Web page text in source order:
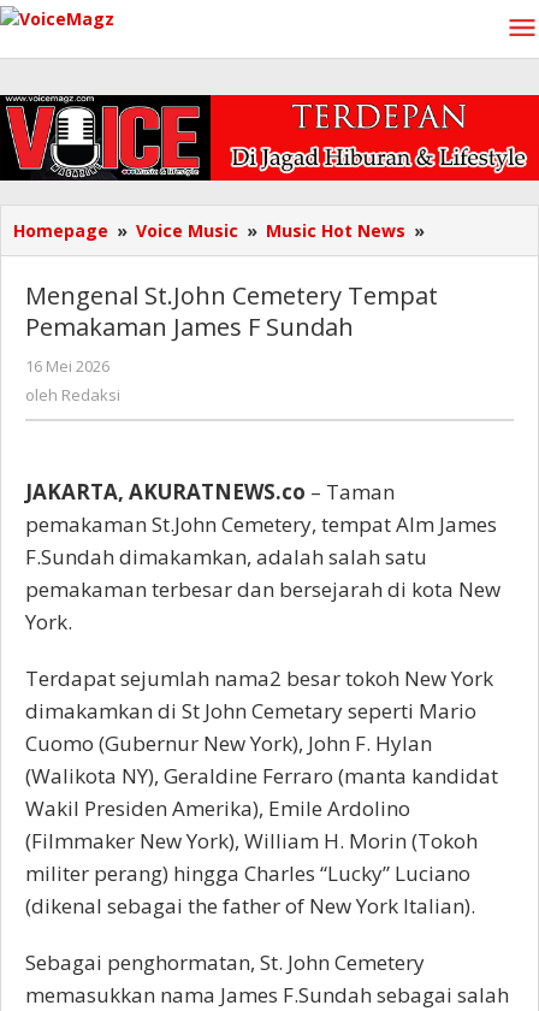
Lewati
konten
Homepage » Voice Music » Music Hot News »
St.John
Tempat
Mengenal St.John Cemetery Tempat
Pemakaman James F Sundah
16 Mei 2026
oleh Redaksi
JAKARTA, AKURATNEWS.co – Taman
pemakaman St.John Cemetery, tempat Alm James
F.Sundah dimakamkan, adalah salah satu
pemakaman terbesar dan bersejarah di kota New
York.
Terdapat sejumlah nama2 besar tokoh New York
dimakamkan di St John Cemetary seperti Mario
Cuomo (Gubernur New York), John F. Hylan
(Walikota NY), Geraldine Ferraro (manta kandidat
Wakil Presiden Amerika), Emile Ardolino
(Filmmaker New York), William H. Morin (Tokoh
militer perang) hingga Charles “Lucky” Luciano
(dikenal sebagai the father of New York Italian).
Sebagai penghormatan, St. John Cemetery
memasukkan nama James F.Sundah sebagai salah